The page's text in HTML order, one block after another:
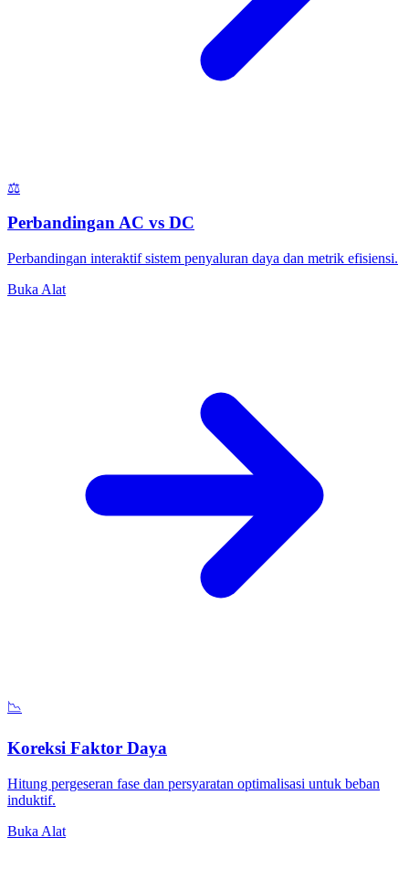
⚖️
Perbandingan AC vs DC
Perbandingan interaktif sistem penyaluran daya dan metrik efisiensi.
Buka Alat
📉
Koreksi Faktor Daya
Hitung pergeseran fase dan persyaratan optimalisasi untuk beban
induktif.
Buka Alat